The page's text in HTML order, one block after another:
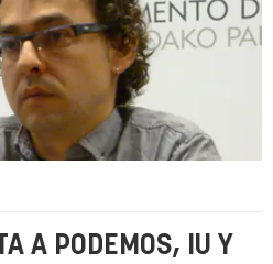
A PODEMOS, IU Y